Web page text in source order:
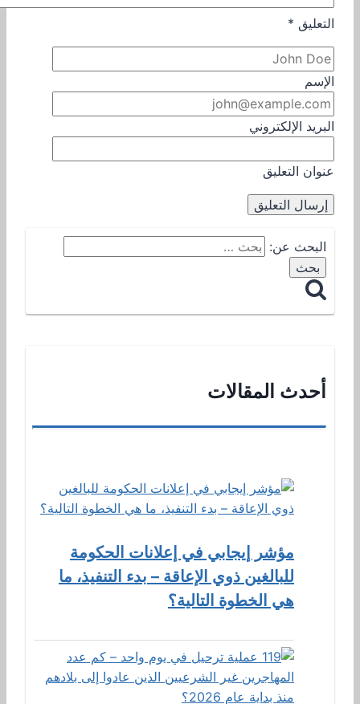
التعليق *
الإسم
البريد الإلكتروني
عنوان التعليق
البحث عن:
أحدث المقالات
مؤشر إيجابي في إعلانات الحكومة
للبالغين ذوي الإعاقة – بدء التنفيذ، ما
هي الخطوة التالية؟